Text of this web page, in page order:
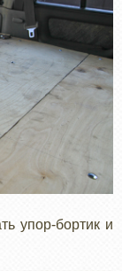
упор-бортик и